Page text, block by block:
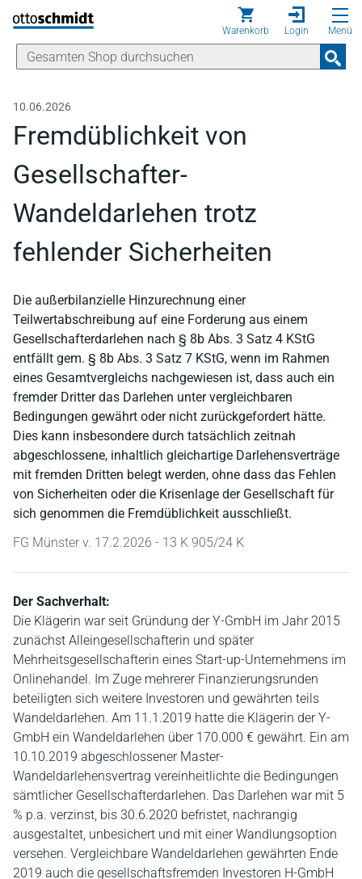
Direkt zum Inhalt
Warenkorb Login Menü
10.06.2026
Fremdüblichkeit von
Gesellschafter-
Wandeldarlehen trotz
fehlender Sicherheiten
Die außerbilanzielle Hinzurechnung einer
Teilwertabschreibung auf eine Forderung aus einem
Gesellschafterdarlehen nach § 8b Abs. 3 Satz 4 KStG
entfällt gem. § 8b Abs. 3 Satz 7 KStG, wenn im Rahmen
eines Gesamtvergleichs nachgewiesen ist, dass auch ein
fremder Dritter das Darlehen unter vergleichbaren
Bedingungen gewährt oder nicht zurückgefordert hätte.
Dies kann insbesondere durch tatsächlich zeitnah
abgeschlossene, inhaltlich gleichartige Darlehensverträge
mit fremden Dritten belegt werden, ohne dass das Fehlen
von Sicherheiten oder die Krisenlage der Gesellschaft für
sich genommen die Fremdüblichkeit ausschließt.
FG Münster v. 17.2.2026 - 13 K 905/24 K
Der Sachverhalt:
Die Klägerin war seit Gründung der Y-GmbH im Jahr 2015
zunächst Alleingesellschafterin und später
Mehrheitsgesellschafterin eines Start-up-Unternehmens im
Onlinehandel. Im Zuge mehrerer Finanzierungsrunden
beteiligten sich weitere Investoren und gewährten teils
Wandeldarlehen. Am 11.1.2019 hatte die Klägerin der Y-
GmbH ein Wandeldarlehen über 170.000 € gewährt. Ein am
10.10.2019 abgeschlossener Master-
Wandeldarlehensvertrag vereinheitlichte die Bedingungen
sämtlicher Gesellschafterdarlehen. Das Darlehen war mit 5
% p.a. verzinst, bis 30.6.2020 befristet, nachrangig
ausgestaltet, unbesichert und mit einer Wandlungsoption
versehen. Vergleichbare Wandeldarlehen gewährten Ende
2019 auch die gesellschaftsfremden Investoren H-GmbH